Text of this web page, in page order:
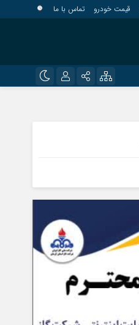
قیمت خودرو تماس با ما